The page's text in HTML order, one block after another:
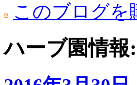
このブログを
ハーブ園情報